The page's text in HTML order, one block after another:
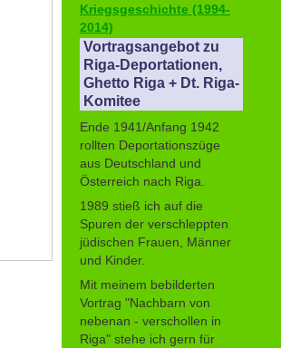
Kriegsgeschichte (1994-
2014)
Vortragsangebot zu
Riga-Deportationen,
Ghetto Riga + Dt. Riga-
Komitee
Ende 1941/Anfang 1942
rollten Deportationszüge
aus Deutschland und
Österreich nach Riga.
1989 stieß ich auf die
Spuren der verschleppten
jüdischen Frauen, Männer
und Kinder.
Mit meinem bebilderten
Vortrag "Nachbarn von
nebenan - verschollen in
Riga" stehe ich gern für